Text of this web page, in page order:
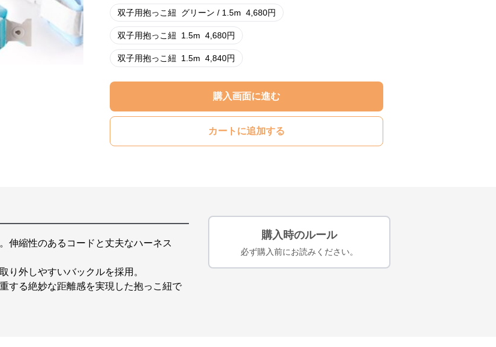
双子用抱っこ紐 グリーン / 1.5m 4,680円
双子用抱っこ紐 1.5m 4,680円
双子用抱っこ紐 1.5m 4,840円
購入画面に進む
カートに追加する
伸縮性のあるコードと丈夫なハーネス
り外しやすいバックルを採用。
する絶妙な距離感を実現した抱っこ紐で
購入時のルール
必ず購入前にお読みください。